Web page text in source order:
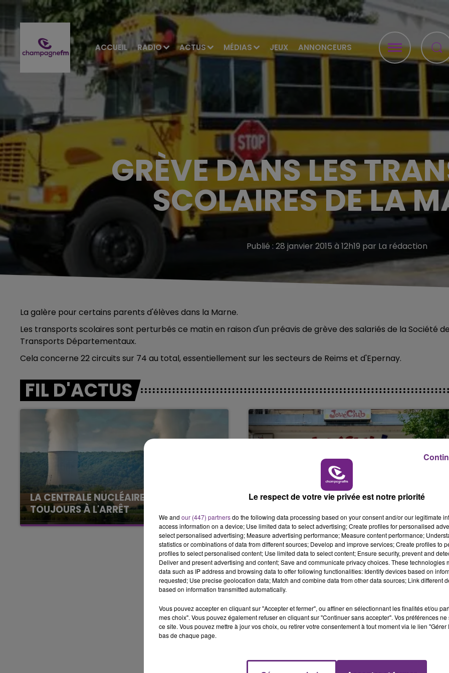
ACCUEIL RADIO ACTUS MÉDIAS JEUX ANNONCEURS
15h00 - 19h00
LE CLUB CHAMPAGNE FM
19h00 - 19h15
LA POP MACHINE - CHAMPAGNE FM
GRÈVE DANS LES
SCOLAIRES DE LA
Publié : 28 janvier 2015 à 12h19 par La rédaction
La galère pour certains parents d'élèves dans la Marne.
Les transports scolaires sont perturbés ce matin en raison d'un préavis de grève des salariés de la Société
Transports Départementaux.
Cela concerne 22 circuits sur 74 au total, essentiellement sur les secteurs de Reims et d'Epernay.
FIL D'ACTUS
LA CENTRALE NUCLÉAIRE DE CHOOZ
TOUJOURS À L'ARRÊT
Cela fait déjà une semaine que la centrale
nucléaire ardennaise est à l'arrêt. Une situation
justifiée par la sécheresse intense qui est
LE MAGASIN JOUÉCLUB DE REIMS FERME
C'était l'une des institutions du centre-ville
rémois. Le magasin JouéClub est contraint de
fermer ses portes.
Le respect de votre vie privée est notre priorité
We and our (447) partnersdo the following data processing based on your consent and/or our legitimate
access information on a device; Use limited data to select advertising; Create profiles for personalised
select personalised advertising; Measure advertising performance; Measure content performance;
statistics or combinations of data from different sources; Develop and improve services; Create profiles to
profiles to select personalised content; Use limited data to select content; Ensure security, prevent and
Deliver and present advertising and content; Save and communicate privacy choices. These technologies
data such as IP address and browsing data to offer following functionalities: Identify devices based on
requested; Use precise geolocation data; Match and combine data from other data sources; Link different
based on information transmitted automatically.
Vous pouvez accepter en cliquant sur "Accepter et fermer", ou affiner en sélectionnant les finalités et/ou
mes choix". Vous pouvez également refuser en cliquant sur "Continuer sans accepter". Vos préférences
ce site. Vous pouvez mettre à jour vos choix, ou retirer votre consentement à tout moment via le lien
bas de chaque page.